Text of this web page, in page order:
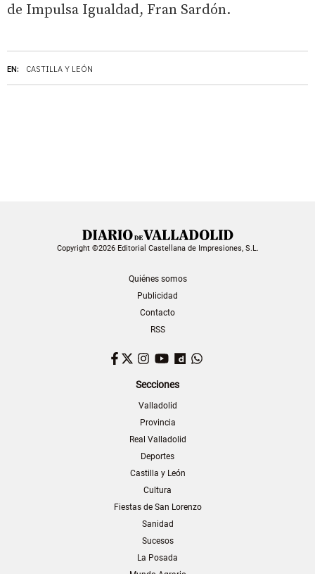
EN: CASTILLA Y LEÓN
de Impulsa Igualdad, Fran Sardón.
Copyright ©2026 Editorial Castellana de Impresiones, S.L.
Quiénes somos
Publicidad
Contacto
RSS
Facebook
TwitterInstagram
YouTubeDailymotion
Secciones
Valladolid
Provincia
Real Valladolid
Deportes
Castilla y León
Cultura
Fiestas de San Lorenzo
Sanidad
Sucesos
La Posada